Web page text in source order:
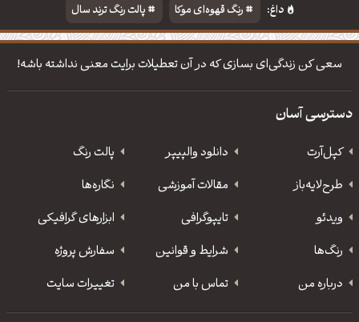
داغ: رنگ قهوه‌ای موکا
پالت رنگ ترند سال
دانلود والپیپر مذهبی
تایپوگرافی شعر مولانا
سعی کن زندگی‌ای بسازی که در آن تعطیلات برایت معنی نداشته باشه!
دسترسی آسان
کپل‌آرت دانلود‌ والپیپر
پالت رنگ
طرح‌لایه‌باز
مقالات آموزشی
نگاره‌ها
ویدئو
‌تایپوگرافی
ابزارهای گرافیکی
رنگ‌ها
شرایط و قوانین
سفارش پروژه
درباره من
تماس با من تغییرات سایت